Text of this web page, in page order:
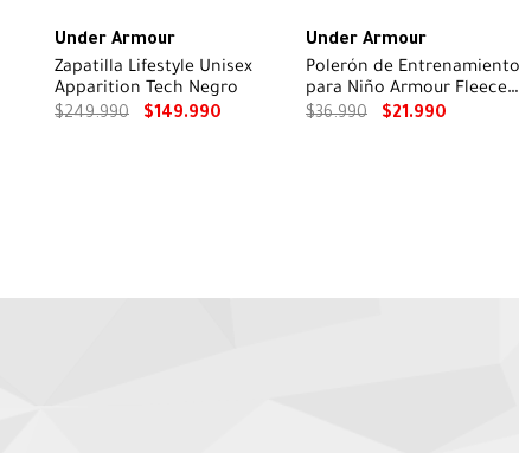
Under Armour
Zapatilla Lifestyle Unisex
Apparition Tech Negro
$249.990 $149.990
Under Armour
Polerón de Entrenamiento
para Niño Armour Fleece
big logo Negro
$36.990 $21.990